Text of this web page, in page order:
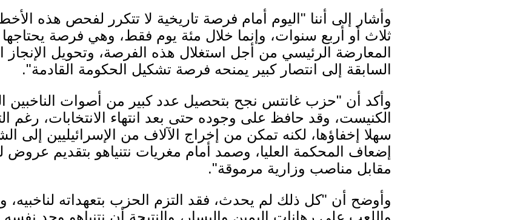
وأشار إلى أننا "اليوم أمام فرصة تاريخية لا تتكرر لفحص هذه
ثلاث أو أربع سنوات، وإنما خلال مئة يوم فقط، وهي فرصة
المعارضة الرئيسي من أجل استغلال هذه الفرصة، وتحويل الإنجاز
السابقة إلى انتصار كبير يمنحه فرصة تشكيل الحكومة القادمة".
الكنيست، وقد حافظ على وجوده حتى بعد انتهاء الانتخابات، رغم
سهلا إخفاؤها، لكنه تمكن من إخراج الآلاف من الإسرائيليين إلى
إضعاف المحكمة العليا، وصمد أمام مغريات نتنياهو بتقديم عروض
مقابل مناصب وزارية مرموقة".
وأوضح أن "كل ذلك لم يحدث، فقد التزم الحزب بتعهداته لناخبيه،
واللعب على رهانات اليمين واليسار، والنتيجة أن نتنياهو وجد